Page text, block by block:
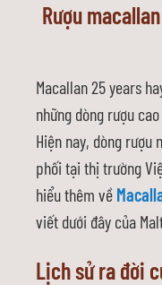
Rượu
Macallan 25 years
những dòng rượu
Hiện nay, dòng rượu
phối tại thị trường
hiểu thêm về
viết dưới đây của
Lịch sử ra đời